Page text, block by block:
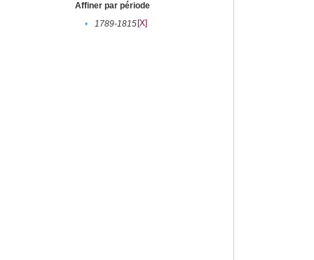
Affiner par période
•
1789-1815[X]